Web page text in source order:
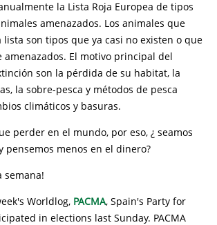
la Lista Roja Europea de tipos
amenazados. Los animales que
lista son tipos que ya casi no existen o que
amenazados. El motivo principal del
son la pérdida de su habitat, la
la sobre-pesca y métodos de pesca
climáticos y basuras.
perder en el mundo, por eso, ¿ seamos
pensemos menos en el dinero?
semana!
Worldlog, PACMA, Spain's Party for
in elections last Sunday. PACMA